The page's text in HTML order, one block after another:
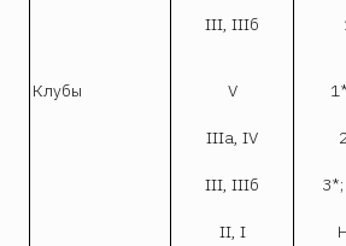
III, IIIб
Клубы V
IIIa, IV
III, IIIб
II, I